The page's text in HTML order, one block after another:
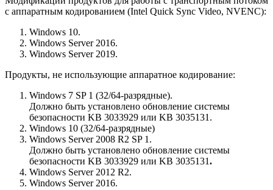
с аппаратным кодированием (Intel Quick Sync Video, NVENC):
Windows 10.
Windows Server 2016.
Windows Server 2019.
Продукты, не использующие аппаратное кодирование:
Windows 7 SP 1 (32/64-разрядные).
Должно быть установлено обновление системы
безопасности KB 3033929 или KB 3035131.
Windows 10 (32/64-разрядные)
Windows Server 2008 R2 SP 1.
Должно быть установлено обновление системы
безопасности KB 3033929 или KB 3035131.
Windows Server 2012 R2.
Windows Server 2016.